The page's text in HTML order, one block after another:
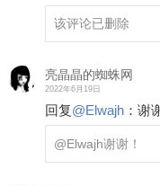
该评论已删除
亮晶晶的蜘蛛网
2022年6月19日
回复@Elwajh ： 谢
@Elwajh谢谢！